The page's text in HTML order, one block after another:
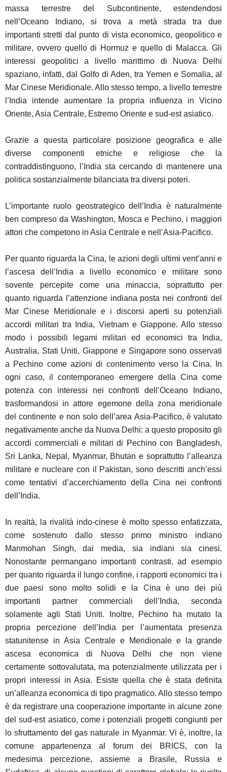
massa terrestre del Subcontinente, estendendosi
nell’Oceano Indiano, si trova a metà strada tra due
importanti stretti dal punto di vista economico, geopolitico e
militare, ovvero quello di Hormuz e quello di Malacca. Gli
interessi geopolitici a livello marittimo di Nuova Delhi
spaziano, infatti, dal Golfo di Aden, tra Yemen e Somalia, al
Mar Cinese Meridionale. Allo stesso tempo, a livello terrestre
l’India intende aumentare la propria influenza in Vicino
Oriente, Asia Centrale, Estremo Oriente e sud-est asiatico.
Grazie a questa particolare posizione geografica e alle
diverse componenti etniche e religiose che la
contraddistinguono, l’India sta cercando di mantenere una
politica sostanzialmente bilanciata tra diversi poteri.
L’importante ruolo geostrategico dell’India è naturalmente
ben compreso da Washington, Mosca e Pechino, i maggiori
attori che competono in Asia Centrale e nell’Asia-Pacifico.
Per quanto riguarda la Cina, le azioni degli ultimi vent’anni e
l’ascesa dell’India a livello economico e militare sono
sovente percepite come una minaccia, soprattutto per
quanto riguarda l’attenzione indiana posta nei confronti del
Mar Cinese Meridionale e i discorsi aperti su potenziali
accordi militari tra India, Vietnam e Giappone. Allo stesso
modo i possibili legami militari ed economici tra India,
Australia, Stati Uniti, Giappone e Singapore sono osservati
a Pechino come azioni di contenimento verso la Cina. In
ogni caso, il contemporaneo emergere della Cina come
potenza con interessi nei confronti dell’Oceano Indiano,
trasformandosi in attore egemone della zona meridionale
del continente e non solo dell’area Asia-Pacifico, è valutato
negativamente anche da Nuova Delhi: a questo proposito gli
accordi commerciali e militari di Pechino con Bangladesh,
Sri Lanka, Nepal, Myanmar, Bhutan e soprattutto l’alleanza
militare e nucleare con il Pakistan, sono descritti anch’essi
come tentativi d’accerchiamento della Cina nei confronti
dell’India.
In realtà, la rivalità indo-cinese è molto spesso enfatizzata,
come sostenuto dallo stesso primo ministro indiano
Manmohan Singh, dai media, sia indiani sia cinesi.
Nonostante permangano importanti contrasti, ad esempio
per quanto riguarda il lungo confine, i rapporti economici tra i
due paesi sono molto solidi e la Cina è uno dei più
importanti partner commerciali dell’India, seconda
solamente agli Stati Uniti. Inoltre, Pechino ha mutato la
propria percezione dell’India per l’aumentata presenza
statunitense in Asia Centrale e Meridionale e la grande
ascesa economica di Nuova Delhi che non viene
certamente sottovalutata, ma potenzialmente utilizzata per i
propri interessi in Asia. Esiste quella che è stata definita
un’alleanza economica di tipo pragmatico. Allo stesso tempo
è da registrare una cooperazione importante in alcune zone
del sud-est asiatico, come i potenziali progetti congiunti per
lo sfruttamento del gas naturale in Myanmar. Vi è, inoltre, la
comune appartenenza al forum dei BRICS, con la
medesima percezione, assieme a Brasile, Russia e